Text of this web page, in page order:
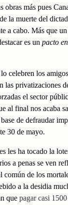
obras más pues
la muerte del
a cabo. Más que
es un pacto
celebren los
las privatizaciones
el sector
al final nos acaba
de defraudar
30 de mayo.
les ha tocado la
a penas se ven
de los
a la desidia
que pagar casi